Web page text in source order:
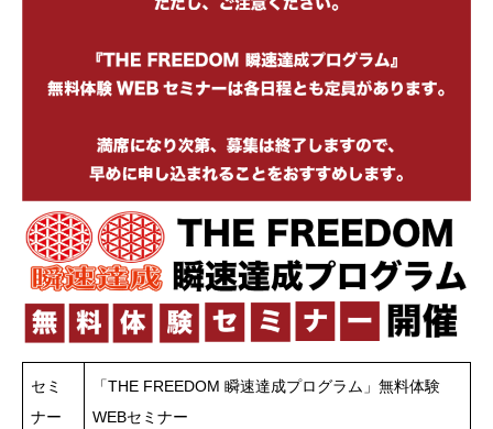
セミ
ナー
「THE FREEDOM 瞬速達成プログラム」無料体験
WEBセミナー